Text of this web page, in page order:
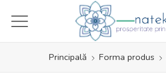
Principală Forma produs